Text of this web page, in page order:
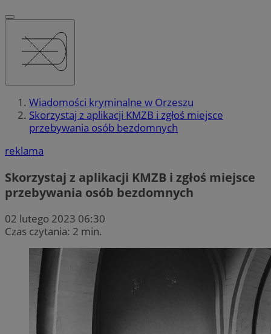
Wiadomości kryminalne w Orzeszu
Skorzystaj z aplikacji KMZB i zgłoś miejsce
przebywania osób bezdomnych
reklama
Skorzystaj z aplikacji KMZB i zgłoś miejsce
przebywania osób bezdomnych
02 lutego 2023 06:30
Czas czytania: 2 min.